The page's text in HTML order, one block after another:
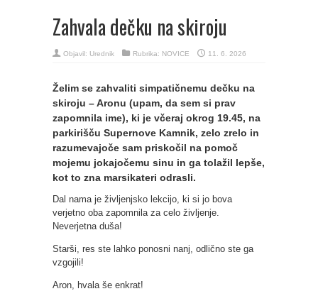
Zahvala dečku na skiroju
Objavil: Urednik Rubrika: NOVICE 11. 6. 2026
Želim se zahvaliti simpatičnemu dečku na
skiroju – Aronu (upam, da sem si prav
zapomnila ime), ki je včeraj okrog 19.45, na
parkirišču Supernove Kamnik, zelo zrelo in
razumevajoče sam priskočil na pomoč
mojemu jokajočemu sinu in ga tolažil lepše,
kot to zna marsikateri odrasli.
Dal nama je življenjsko lekcijo, ki si jo bova
verjetno oba zapomnila za celo življenje.
Neverjetna duša!
Starši, res ste lahko ponosni nanj, odlično ste ga
vzgojili!
Aron, hvala še enkrat!